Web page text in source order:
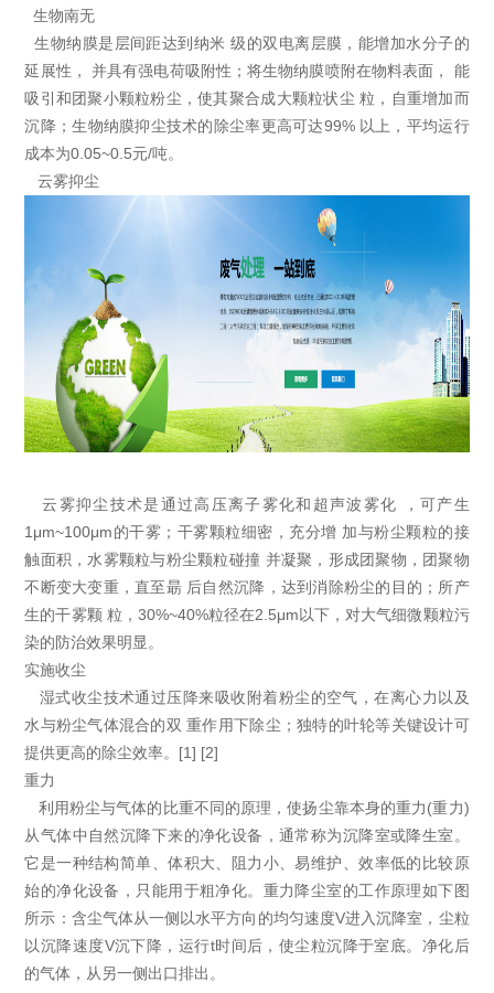
生物南无
生物纳膜是层间距达到纳米 级的双电离层膜，能增加水分子的
延展性， 并具有强电荷吸附性；将生物纳膜喷附在物料表面， 能
吸引和团聚小颗粒粉尘，使其聚合成大颗粒状尘 粒，自重增加而
沉降；生物纳膜抑尘技术的除尘率更高可达99% 以上，平均运行
成本为0.05~0.5元/吨。
云雾抑尘
云雾抑尘技术是通过高压离子雾化和超声波雾化 ，可产生
1μm~100μm的干雾；干雾颗粒细密，充分增 加与粉尘颗粒的接
触面积，水雾颗粒与粉尘颗粒碰撞 并凝聚，形成团聚物，团聚物
不断变大变重，直至朂 后自然沉降，达到消除粉尘的目的；所产
生的干雾颗 粒，30%~40%粒径在2.5μm以下，对大气细微颗粒污
染的防治效果明显。
实施收尘
湿式收尘技术通过压降来吸收附着粉尘的空气，在离心力以及
水与粉尘气体混合的双 重作用下除尘；独特的叶轮等关键设计可
提供更高的除尘效率。[1] [2]
重力
利用粉尘与气体的比重不同的原理，使扬尘靠本身的重力(重力)
从气体中自然沉降下来的净化设备，通常称为沉降室或降生室。
它是一种结构简单、体积大、阻力小、易维护、效率低的比较原
始的净化设备，只能用于粗净化。重力降尘室的工作原理如下图
所示：含尘气体从一侧以水平方向的均匀速度V进入沉降室，尘粒
以沉降速度V沉下降，运行t时间后，使尘粒沉降于室底。净化后
的气体，从另一侧出口排出。